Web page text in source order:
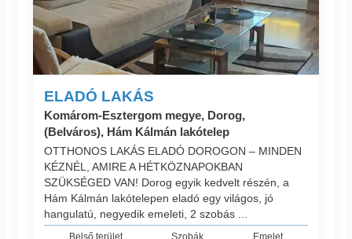
ELADÓ LAKÁS
Komárom-Esztergom megye, Dorog,
(Belváros), Hám Kálmán lakótelep
OTTHONOS LAKÁS ELADÓ DOROGON – MINDEN
KÉZNÉL, AMIRE A HÉTKÖZNAPOKBAN
SZÜKSÉGED VAN! Dorog egyik kedvelt részén, a
Hám Kálmán lakótelepen eladó egy világos, jó
hangulatú, negyedik emeleti, 2 szobás ...
Belső terület Szobák Emelet